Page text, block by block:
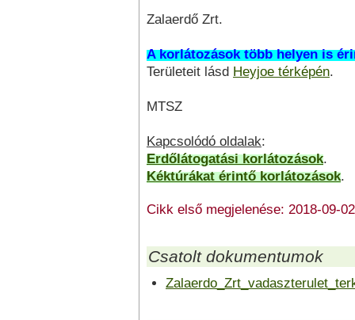
Zalaerdő Zrt.
A korlátozások több helyen is
Területeit lásd Heyjoe térképén.
MTSZ
Kapcsolódó oldalak:
Erdőlátogatási korlátozások.
Kéktúrákat érintő korlátozások.
Cikk első megjelenése: 2018-09-
Csatolt dokumentumok